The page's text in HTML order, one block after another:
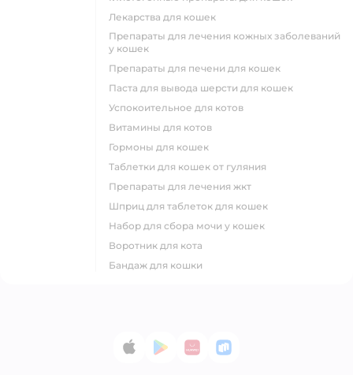
лекарства для кошек
препараты для лечения кожных заболеваний
у кошек
препараты для печени для кошек
паста для вывода шерсти для кошек
успокоительное для котов
витамины для котов
гормоны для кошек
таблетки для кошек от гуляния
препараты для лечения жкт
шприц для таблеток для кошек
набор для сбора мочи у кошек
воротник для кота
бандаж для кошки
App StoreGoogle Play
AppGallery
RuStore